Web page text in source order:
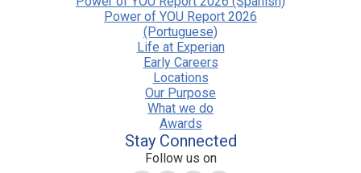
Power of YOU Report 2026
(Portuguese)
Life at Experian
Early Careers
Locations
Our Purpose
What we do
Awards
Stay Connected
Follow us on